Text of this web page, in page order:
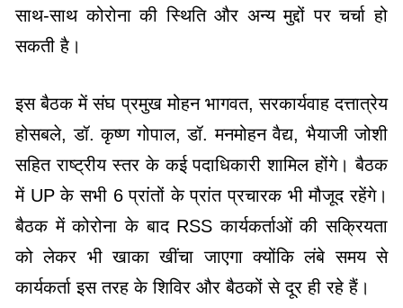
साथ-साथ कोरोना की स्थिति और अन्य मुद्दों पर चर्चा हो
सकती है।
इस बैठक में संघ प्रमुख मोहन भागवत, सरकार्यवाह दत्तात्रेय
होसबले, डॉ. कृष्ण गोपाल, डॉ. मनमोहन वैद्य, भैयाजी जोशी
सहित राष्ट्रीय स्तर के कई पदाधिकारी शामिल होंगे। बैठक
में UP के सभी 6 प्रांतों के प्रांत प्रचारक भी मौजूद रहेंगे।
बैठक में कोरोना के बाद RSS कार्यकर्ताओं की सक्रियता
को लेकर भी खाका खींचा जाएगा क्योंकि लंबे समय से
कार्यकर्ता इस तरह के शिविर और बैठकों से दूर ही रहे हैं।